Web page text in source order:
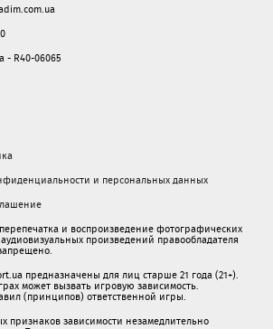
- R40-06065
и персональных данных
и воспроизведение фотографических
произведений правообладателя
предназначены для лиц старше 21 года (21+).
может вызвать игровую зависимость.
(принципов) ответственной игры.
признаков зависимости незамедлительно